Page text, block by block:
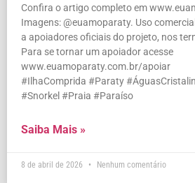
Confira o artigo completo em
Imagens: @euamoparaty. Uso
a apoiadores oficiais do projeto, nos
Para se tornar um apoiador acesse
www.euamoparaty.com.br/apoiar
#IlhaComprida #Paraty
#Snorkel #Praia #Paraíso
Saiba Mais »
8 de abril de 2026 Nenhum comentário